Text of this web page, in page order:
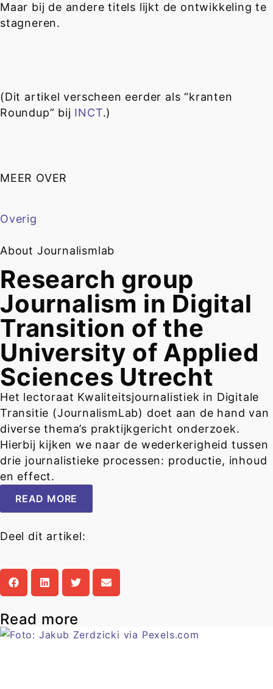
Maar bij de andere titels lijkt de ontwikkeling te
stagneren.
(Dit artikel verscheen eerder als “kranten
Roundup” bij INCT.)
MEER OVER
Overig
About Journalismlab
Research group
Journalism in Digital
Transition of the
University of Applied
Sciences Utrecht
Het lectoraat Kwaliteitsjournalistiek in Digitale
Transitie (JournalismLab) doet aan de hand van
diverse thema’s praktijkgericht onderzoek.
Hierbij kijken we naar de wederkerigheid tussen
drie journalistieke processen: productie, inhoud
en effect.
READ MORE
Deel dit artikel:
Read more